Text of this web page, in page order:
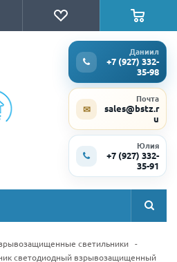
Даниил
+7 (927) 332-
35-98
✉
Почта
sales@bstz.r
u
Юлия
+7 (927) 332-
35-91
светильники -
светодиодный взрывозащищенный